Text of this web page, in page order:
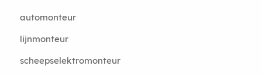
automonteur
lijnmonteur
scheepselektromonteur